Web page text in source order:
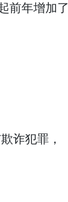
前年增加了
诈犯罪，